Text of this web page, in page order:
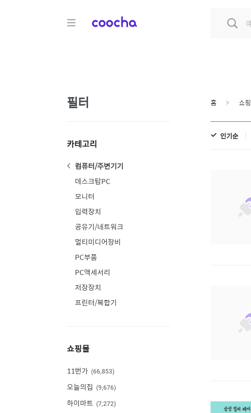
COOCHA
필터
카테고리
컴퓨터/주변기기
데스크탑PC
모니터
입력장치
공유기/네트워크
멀티미디어장비
PC부품
PC액세서리
저장장치
프린터/복합기
쇼핑몰
11번가 66,853
오늘의집 9,676
하이마트 7,272
홈 쇼핑
인기순